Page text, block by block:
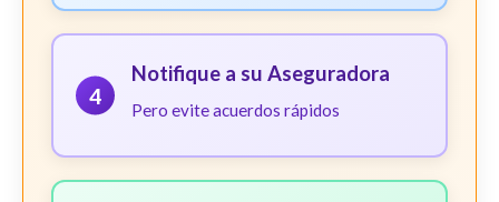
4
Notifique a su Aseguradora
Pero evite acuerdos rápidos